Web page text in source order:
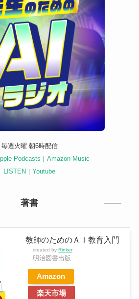
毎週火曜 朝6時配信
Podcasts ｜ Amazon Music
LISTEN ｜ Youtube
著書
教師のためのＡＩ教育入門
created by Rinker
明治図書出版
Amazon
楽天市場